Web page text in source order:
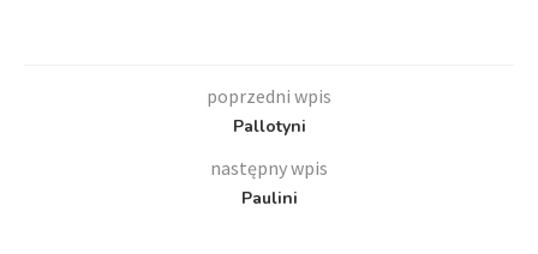
poprzedni wpis
Pallotyni
następny wpis
Paulini